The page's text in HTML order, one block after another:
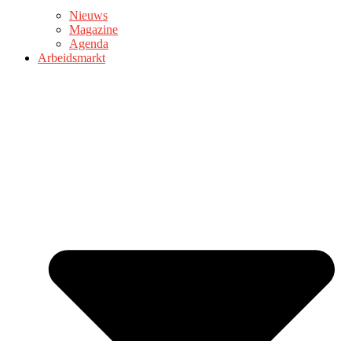
Nieuws
Magazine
Agenda
Arbeidsmarkt